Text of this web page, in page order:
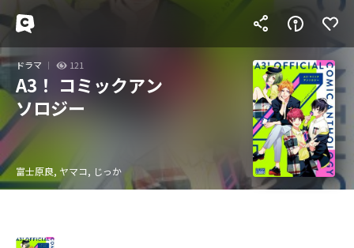
ドラマ 121
A3！ コミックアン
ソロジー
富士原良, ヤマコ, じっか